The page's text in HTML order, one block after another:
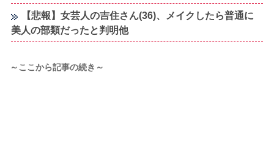
【悲報】女芸人の吉住さん(36)、メイクしたら普通に
美人の部類だったと判明他
～ここから記事の続き～